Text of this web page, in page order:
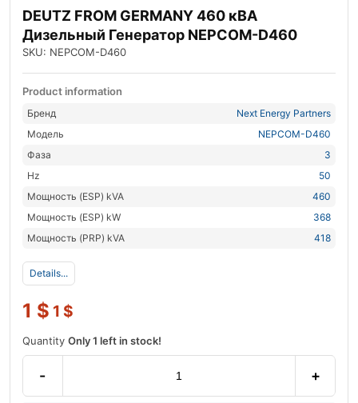
DEUTZ FROM GERMANY 460 кВА
Дизельный Генератор NEPCOM-D460
SKU: NEPCOM-D460
Product information
Бренд
Next Energy Partners
Модель
NEPCOM-D460
Фаза
3
Hz
50
Мощность (ESP) kVA
460
Мощность (ESP) kW
368
Мощность (PRP) kVA
418
Details...
1 $ 1 $
Quantity Only 1 left in stock!
- +